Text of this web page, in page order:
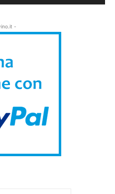
-